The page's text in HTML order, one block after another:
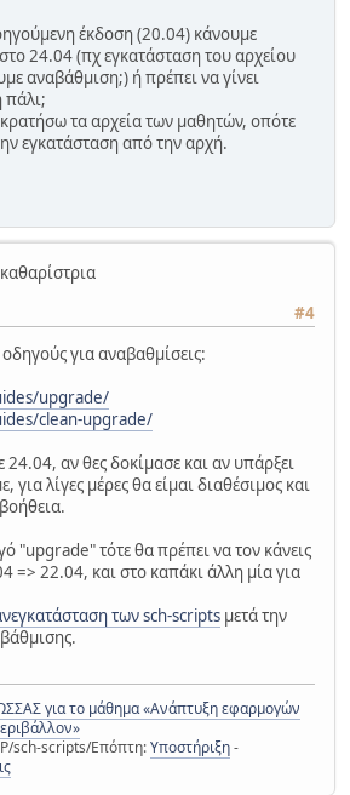
έκδοση (20.04) κάνουμε
24.04 (πχ εγκατάσταση του αρχείου
αναβάθμιση;) ή πρέπει να γίνει
πάλι;
τα αρχεία των μαθητών, οπότε
εγκατάσταση από την αρχή.
#4
για αναβαθμίσεις:
upgrade/
clean-upgrade/
24.04, αν θες δοκίμασε και αν υπάρξει
λίγες μέρες θα είμαι διαθέσιμος και
"upgrade" τότε θα πρέπει να τον κάνεις
=> 22.04, και στο καπάκι άλλη μία για
των sch-scripts μετά την
για το μάθημα «Ανάπτυξη εφαρμογών
sch-scripts/Επόπτη:Υποστήριξη-